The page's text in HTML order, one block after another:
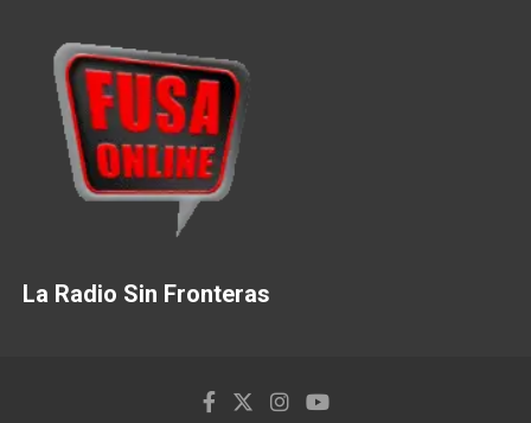
La Radio Sin Fronteras